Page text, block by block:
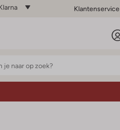
Klantenservice